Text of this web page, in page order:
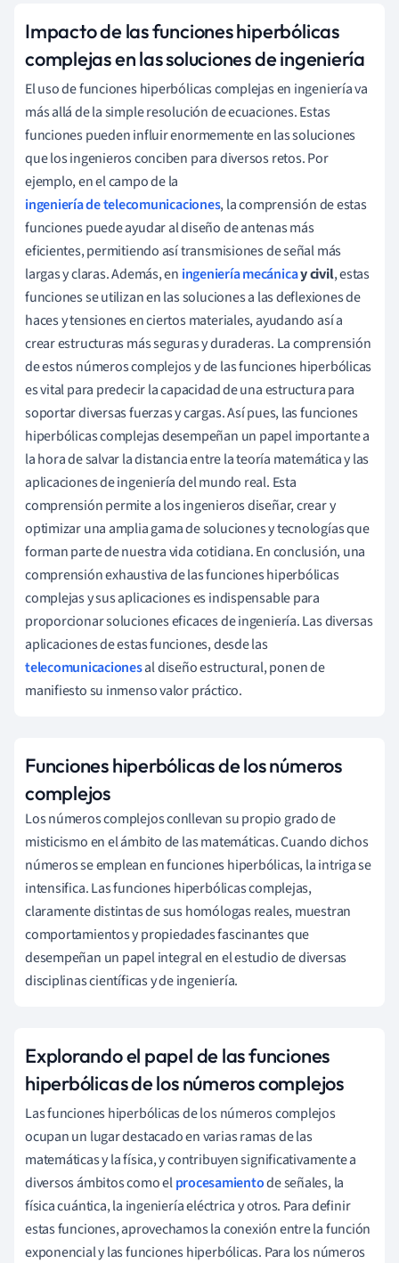
Impacto de las funciones hiperbólicas
complejas en las soluciones de ingeniería
El uso de funciones hiperbólicas complejas en ingeniería va
más allá de la simple resolución de ecuaciones. Estas
funciones pueden influir enormemente en las soluciones
que los ingenieros conciben para diversos retos. Por
ejemplo, en el campo de la
ingeniería de telecomunicaciones, la comprensión de estas
funciones puede ayudar al diseño de antenas más
eficientes, permitiendo así transmisiones de señal más
largas y claras. Además, en ingeniería mecánicay civil, estas
funciones se utilizan en las soluciones a las deflexiones de
haces y tensiones en ciertos materiales, ayudando así a
crear estructuras más seguras y duraderas. La comprensión
de estos números complejos y de las funciones hiperbólicas
es vital para predecir la capacidad de una estructura para
soportar diversas fuerzas y cargas. Así pues, las funciones
hiperbólicas complejas desempeñan un papel importante a
la hora de salvar la distancia entre la teoría matemática y las
aplicaciones de ingeniería del mundo real. Esta
comprensión permite a los ingenieros diseñar, crear y
optimizar una amplia gama de soluciones y tecnologías que
forman parte de nuestra vida cotidiana. En conclusión, una
comprensión exhaustiva de las funciones hiperbólicas
complejas y sus aplicaciones es indispensable para
proporcionar soluciones eficaces de ingeniería. Las diversas
aplicaciones de estas funciones, desde las
telecomunicacionesal diseño estructural, ponen de
manifiesto su inmenso valor práctico.
Funciones hiperbólicas de los números
complejos
Los números complejos conllevan su propio grado de
misticismo en el ámbito de las matemáticas. Cuando dichos
números se emplean en funciones hiperbólicas, la intriga se
intensifica. Las funciones hiperbólicas complejas,
claramente distintas de sus homólogas reales, muestran
comportamientos y propiedades fascinantes que
desempeñan un papel integral en el estudio de diversas
disciplinas científicas y de ingeniería.
Explorando el papel de las funciones
hiperbólicas de los números complejos
Las funciones hiperbólicas de los números complejos
ocupan un lugar destacado en varias ramas de las
matemáticas y la física, y contribuyen significativamente a
diversos ámbitos como elprocesamientode señales, la
física cuántica, la ingeniería eléctrica y otros. Para definir
estas funciones, aprovechamos la conexión entre la función
exponencial y las funciones hiperbólicas. Para los números